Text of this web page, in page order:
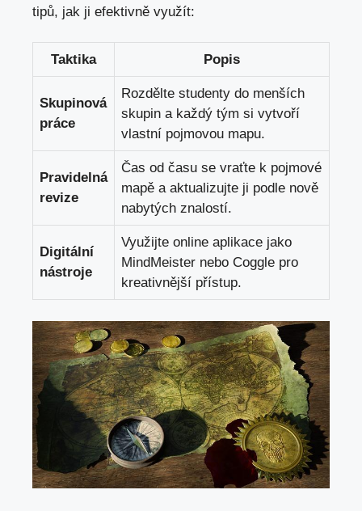
tipů, jak ji efektivně využít:
Taktika Popis
Skupinová
práce
Rozdělte studenty do menších
skupin a každý tým si vytvoří
vlastní pojmovou mapu.
Pravidelná
revize
Čas od času se vraťte k pojmové
mapě a aktualizujte ji podle nově
nabytých znalostí.
Digitální
nástroje
Využijte online aplikace jako
MindMeister nebo Coggle pro
kreativnější přístup.